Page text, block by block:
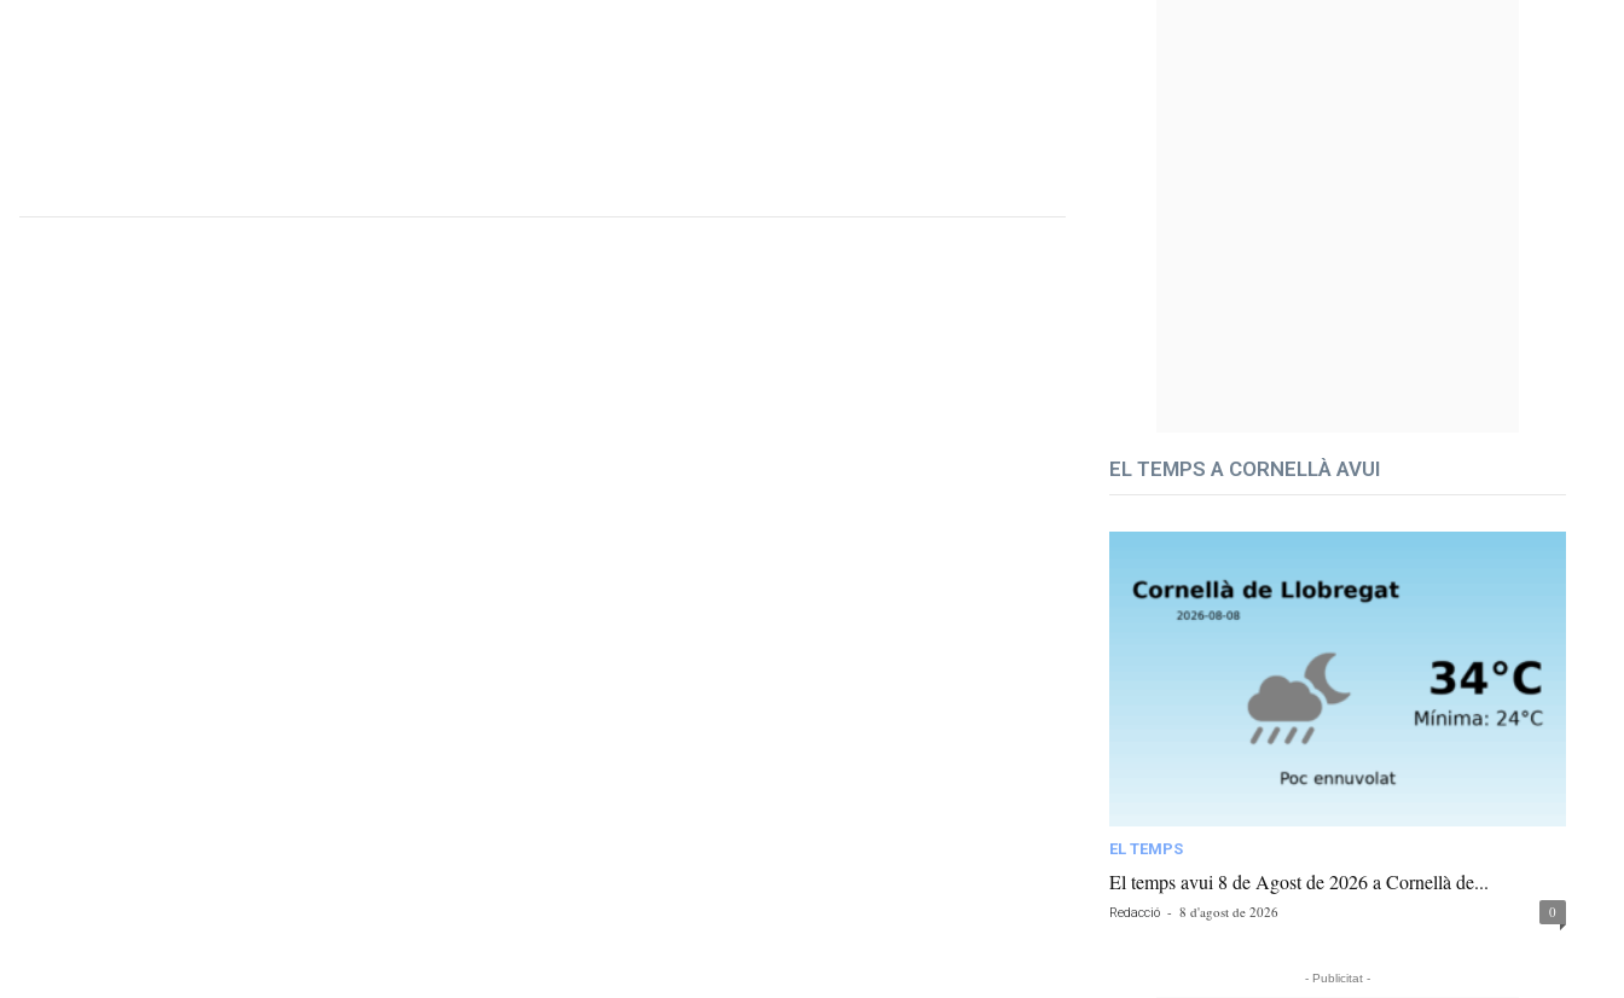
EL TEMPS A CORNELLÀ AVUI
EL TEMPS
El temps avui 8 de Agost de 2026 a Cornellà de...
Redacció - 8 d'agost de 2026 0
- Publicitat -